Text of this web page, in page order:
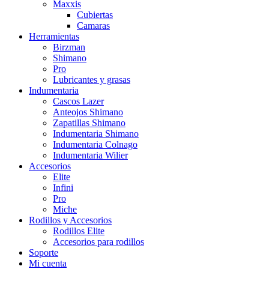
Maxxis
Cubiertas
Camaras
Herramientas
Birzman
Shimano
Pro
Lubricantes y grasas
Indumentaria
Cascos Lazer
Anteojos Shimano
Zapatillas Shimano
Indumentaria Shimano
Indumentaria Colnago
Indumentaria Wilier
Accesorios
Elite
Infini
Pro
Miche
Rodillos y Accesorios
Rodillos Elite
Accesorios para rodillos
Soporte
Mi cuenta